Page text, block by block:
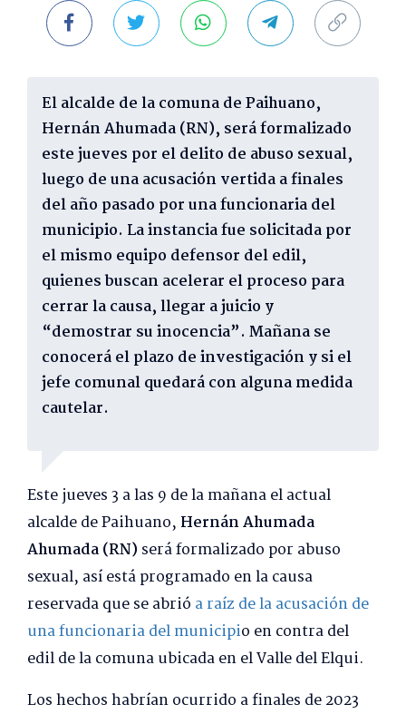
El alcalde de la comuna de Paihuano,
Hernán Ahumada (RN), será formalizado
este jueves por el delito de abuso sexual,
luego de una acusación vertida a finales
del año pasado por una funcionaria del
municipio. La instancia fue solicitada por
el mismo equipo defensor del edil,
quienes buscan acelerar el proceso para
cerrar la causa, llegar a juicio y
“demostrar su inocencia”. Mañana se
conocerá el plazo de investigación y si el
jefe comunal quedará con alguna medida
cautelar.
Este jueves 3 a las 9 de la mañana el actual
alcalde de Paihuano, Hernán Ahumada
Ahumada (RN) será formalizado por abuso
sexual, así está programado en la causa
reservada que se abrió a raíz de la acusación de
una funcionaria del municipio en contra del
edil de la comuna ubicada en el Valle del Elqui.
Los hechos habrían ocurrido a finales de 2023